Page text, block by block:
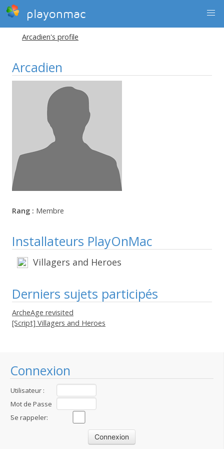
playonmac
Connexion
Utilisateur :
Mot de Passe
:Se rappeler:
Arcadien's profile
Arcadien
Rang : Membre
Installateurs PlayOnMac
Villagers and Heroes
Derniers sujets participés
ArcheAge revisited
[Script] Villagers and Heroes